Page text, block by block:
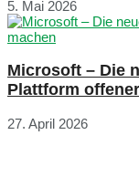
5. Mai 2026
Microsoft – Die
Plattform
27. April 2026